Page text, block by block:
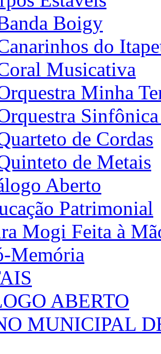
Boigy
do
Musicativa
Minha
de Cordas
de Metais
Aberto
Patrimonial
Mogi Feita à
Memória
ABERTO
MUNICIPAL